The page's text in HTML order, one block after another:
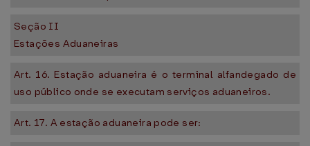
Seção II
Estações Aduaneiras
Art. 16. Estação aduaneira é o terminal alfandegado de
uso público onde se executam serviços aduaneiros.
Art. 17. A estação aduaneira pode ser: